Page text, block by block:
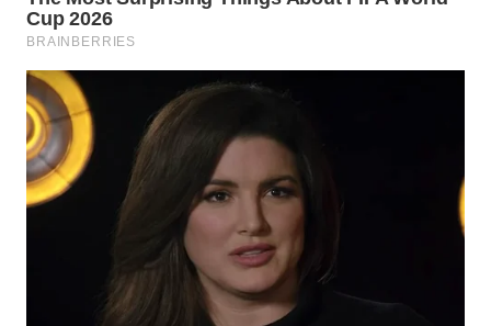
WN
TAPANULI
UTARA
WN
SAMOSIR